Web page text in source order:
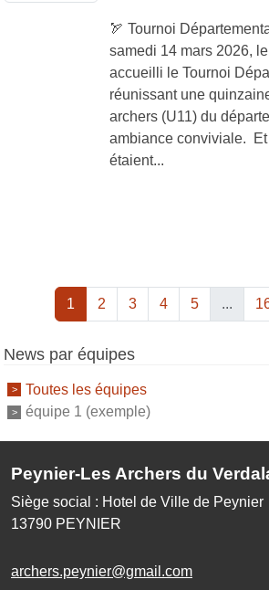
🏹 Tournoi
samedi 14 mars 2026,
accueilli le Tournoi
réunissant une
archers (U11) du
ambiance conviviale.
étaient...
1 2 3 4 5 ...
News par équipes
Toutes les équipes
équipe 1 (exemple)
Peynier-Les Archers du
Siège social : Hotel de Ville de Peynier
13790 PEYNIER
archers.peynier@gmail.com